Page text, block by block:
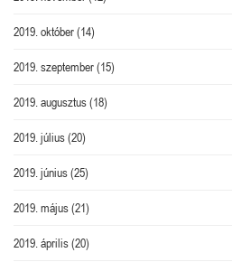
2019. október(14)
2019. szeptember(15)
2019. augusztus(18)
2019. július(20)
2019. június(25)
2019. május(21)
2019. április(20)